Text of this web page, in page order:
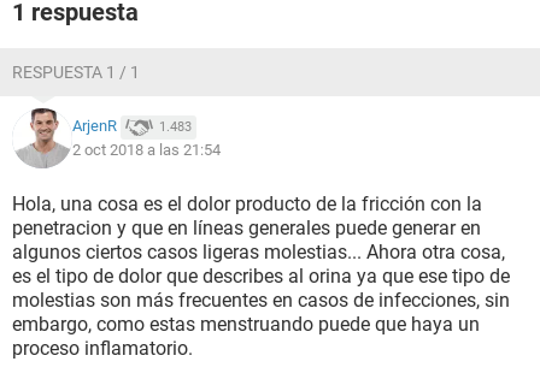
1 respuesta
RESPUESTA 1 / 1
ArjenR 1.483
2 oct 2018 a las 21:54
Hola, una cosa es el dolor producto de la fricción con la
penetracion y que en líneas generales puede generar en
algunos ciertos casos ligeras molestias... Ahora otra cosa,
es el tipo de dolor que describes al orina ya que ese tipo de
molestias son más frecuentes en casos de infecciones, sin
embargo, como estas menstruando puede que haya un
proceso inflamatorio.